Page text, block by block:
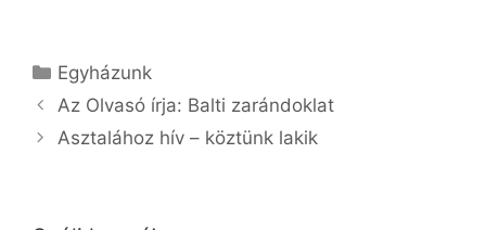
Kategória
Egyházunk
Az Olvasó írja: Balti zarándoklat
Asztalához hív – köztünk lakik